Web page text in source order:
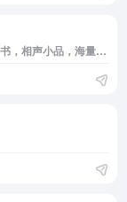
456听书网是456听书网提供有声小说，名家评书，相声小品，海量资源，应有尽有。释放双眼，用耳朵聆听声音！懒人的最佳选择！